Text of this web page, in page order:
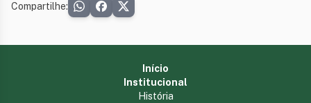
Compartilhe:
Início
Institucional
História